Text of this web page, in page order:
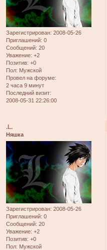
Зарегистрирован: 2008-05-26
Приглашений: 0
Сообщений: 20
Уважение: +2
Позитив: +0
Пол: Мужской
Провел на форуме:
2 часа 9 минут
Последний визит:
2008-05-31 22:26:00
.L.
Няшка
Зарегистрирован: 2008-05-26
Приглашений: 0
Сообщений: 20
Уважение: +2
Позитив: +0
Пол: Мужской